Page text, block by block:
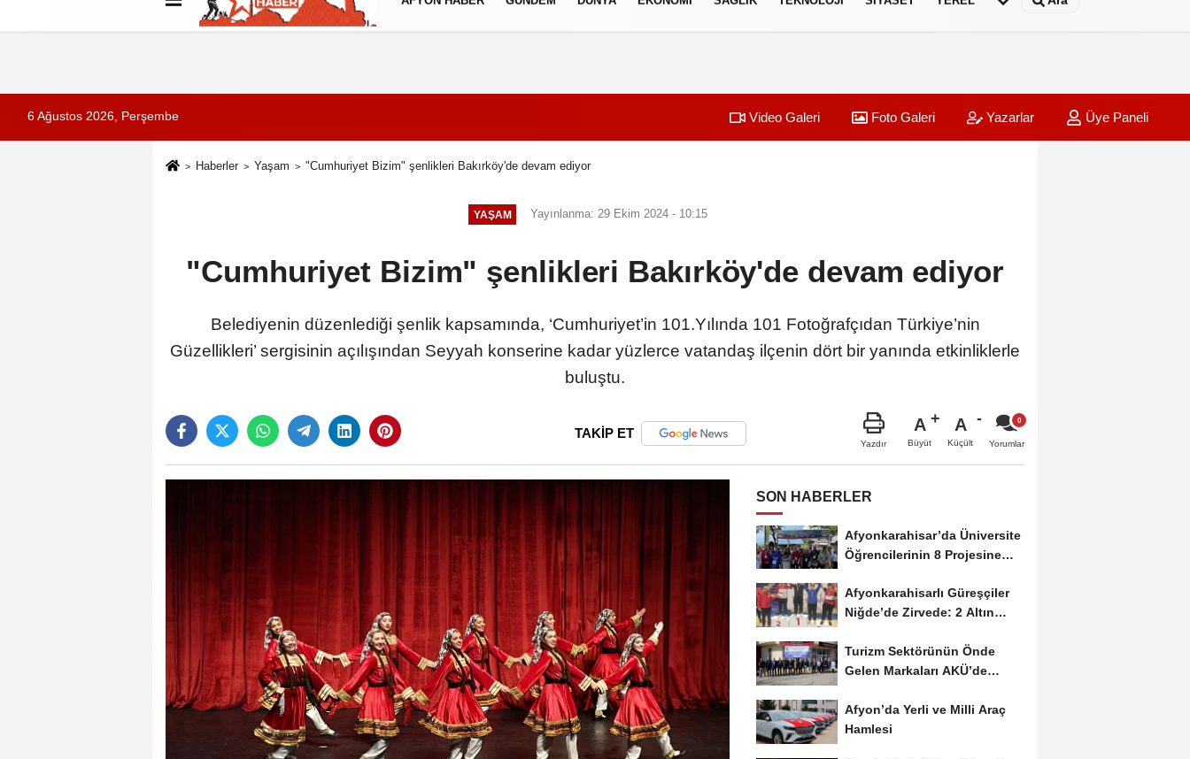
Künye İletişim Çerez Politikası
6 Ağustos 2026, Perşembe Video Galeri Foto Galeri Yazarlar Üye Paneli
Haberler Yaşam "Cumhuriyet Bizim" şenlikleri Bakırköy'de devam ediyor
YAŞAM Yayınlanma: 29 Ekim 2024 - 10:15
"Cumhuriyet Bizim" şenlikleri Bakırköy'de devam ediyor
Belediyenin düzenlediği şenlik kapsamında, ‘Cumhuriyet’in 101.Yılında 101 Fotoğrafçıdan Türkiye’nin
Güzellikleri’ sergisinin açılışından Seyyah konserine kadar yüzlerce vatandaş ilçenin dört bir yanında etkinliklerle
buluştu.
TAKİP ET
Yazdır
A
Büyüt
A
Küçült Yorumlar
SON HABERLER
Afyonkarahisar’da Üniversite
Öğrencilerinin 8 Projesine
Afyonkarahisarlı Güreşçiler
Niğde’de Zirvede: 2 Altın
Turizm Sektörünün Önde
Gelen Markaları AKÜ’de
Afyon’da Yerli ve Milli Araç
Hamlesi